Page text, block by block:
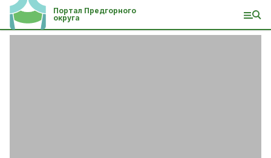
Портал Предгорного
округа